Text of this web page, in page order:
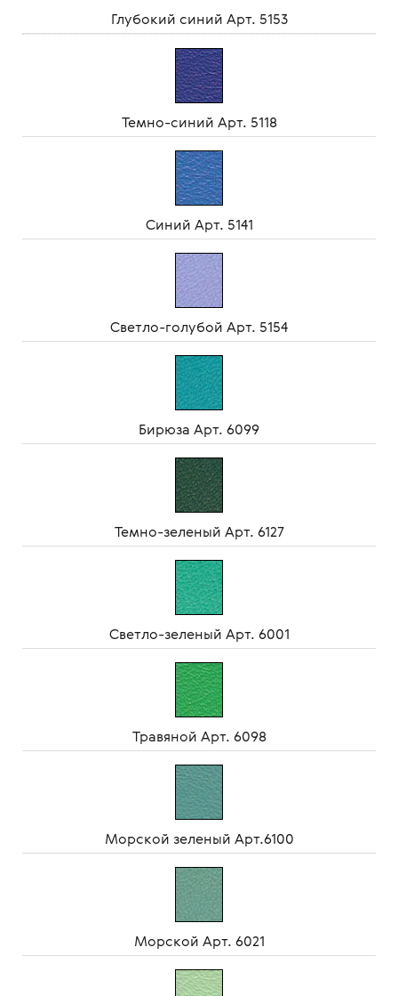
Глубокий синий Арт. 5153
Темно-синий Арт. 5118
Синий Арт. 5141
Светло-голубой Арт. 5154
Бирюза Арт. 6099
Темно-зеленый Арт. 6127
Светло-зеленый Арт. 6001
Травяной Арт. 6098
Морской зеленый Арт.6100
Морской Арт. 6021